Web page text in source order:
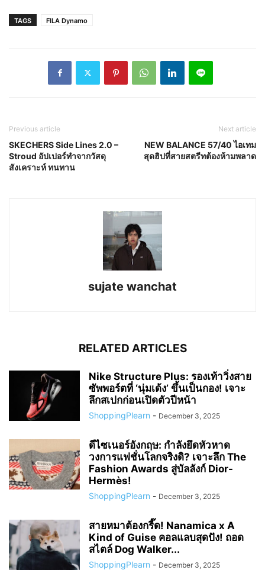
TAGS FILA Dynamo
Previous article
SKECHERS Side Lines 2.0 –
Stroud อัปเปอร์ทำจากวัสดุ
สังเคราะห์ ทนทาน
Next article
NEW BALANCE 57/40 ไอเทม
สุดฮิปที่สายสตรีทต้องห้ามพลาด
sujate wanchat
RELATED ARTICLES
Nike Structure Plus: รองเท้าวิ่งสาย
ซัพพอร์ตที่ ‘นุ่มเด้ง’ ขึ้นเป็นกอง! เจาะ
ลึกสเปกก่อนเปิดตัวปีหน้า
ShoppingPlearn - December 3, 2025
ดีไซเนอร์อังกฤษ: กำลังยึดหัวหาด
วงการแฟชั่นโลกจริงดิ? เจาะลึก The
Fashion Awards สู่บัลลังก์ Dior-
Hermès!
ShoppingPlearn - December 3, 2025
สายหมาต้องกรี๊ด! Nanamica x A
Kind of Guise คอลแลบสุดปัง! ถอด
สไตล์ Dog Walker...
ShoppingPlearn - December 3, 2025